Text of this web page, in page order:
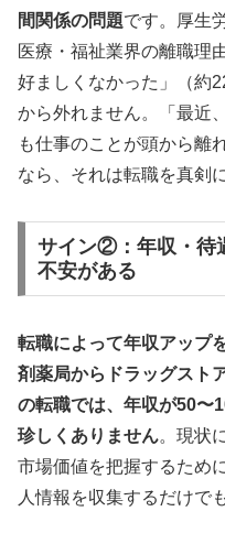
間関係の問題です。厚生
医療・福祉業界の離職理
好ましくなかった」（約
から外れません。「最近
も仕事のことが頭から離
なら、それは転職を真剣
サイン②：年収・待
不安がある
転職によって年収アップ
剤薬局からドラッグスト
の転職では、年収が50〜
珍しくありません。現状
市場価値を把握するため
人情報を収集するだけで